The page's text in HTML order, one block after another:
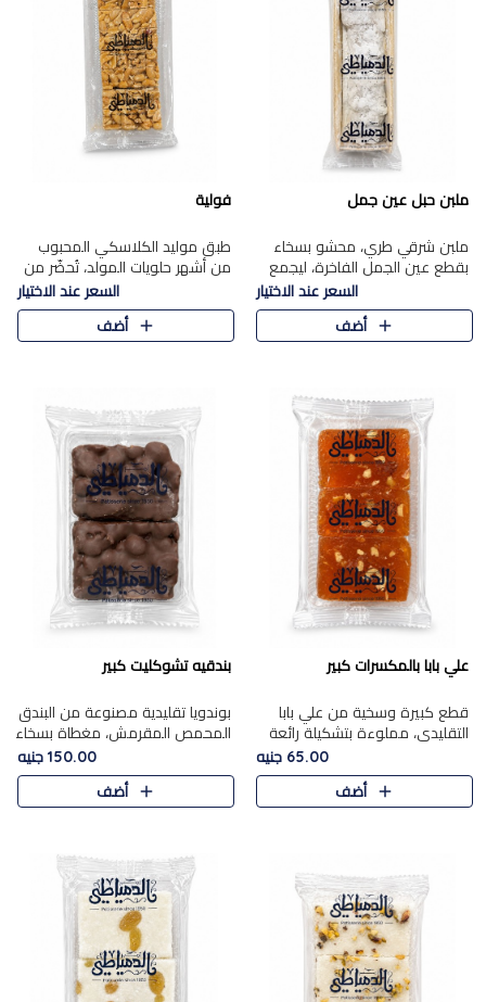
ملبن حبل عين جمل
ملبن شرقي طري، محشو بسخاء
بقطع عين الجمل الفاخرة، ليجمع
بين القوام الناعم وقرمشة الجوز
في مذاق شرقي أصيل.
السعر عند الاختيار
أضف
فولية
طبق موليد الكلاسكي المحبوب
من أشهر حلويات المولد، تُحضّر من
فول سوداني محمص بعناية
ومغلف بطبقة رقيقة من السكر
المكرمل، لتمنحك قرمشة أصيلة
السعر عند الاختيار
أضف
علي بابا بالمكسرات كبير
قطع كبيرة وسخية من علي بابا
التقليدي، مملوءة بتشكيلة رائعة
من المكسرات المحمصة المحمرة.
65.00 جنيه
أضف
بندقيه تشوكليت كبير
بوندويا تقليدية مصنوعة من البندق
المحمص المقرمش، مغطاة بسخاء
بشوكولاتة فاخرة غنية لتحقيق
التوازن المثالي بين قوام القرمشة
ونكهة الشوكولاتة ا..
150.00 جنيه
أضف